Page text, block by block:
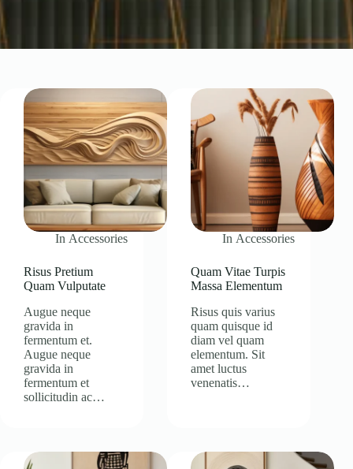
In Accessories
Risus Pretium
Quam Vulputate
Augue neque
gravida in
fermentum et.
Augue neque
gravida in
fermentum et
sollicitudin ac…
In Accessories
Quam Vitae Turpis
Massa Elementum
Risus quis varius
quam quisque id
diam vel quam
elementum. Sit
amet luctus
venenatis…